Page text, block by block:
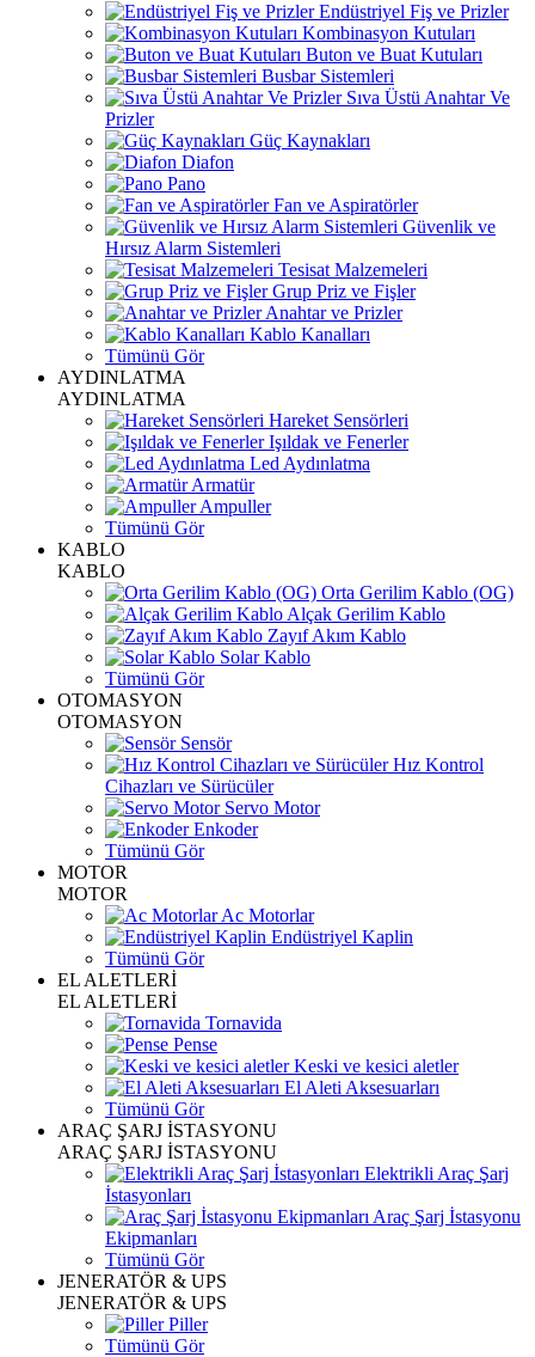
Endüstriyel Fiş ve Prizler
Kombinasyon Kutuları
Buton ve Buat Kutuları
Busbar Sistemleri
Sıva Üstü Anahtar Ve
Prizler
Güç Kaynakları
Diafon
Pano
Fan ve Aspiratörler
Güvenlik ve
Hırsız Alarm Sistemleri
Tesisat Malzemeleri
Grup Priz ve Fişler
Anahtar ve Prizler
Kablo Kanalları
Tümünü Gör
AYDINLATMA
AYDINLATMA
Hareket Sensörleri
Işıldak ve Fenerler
Led Aydınlatma
Armatür
Ampuller
Tümünü Gör
KABLO
KABLO
Orta Gerilim Kablo (OG)
Alçak Gerilim Kablo
Zayıf Akım Kablo
Solar Kablo
Tümünü Gör
OTOMASYON
OTOMASYON
Sensör
Hız Kontrol
Cihazları ve Sürücüler
Servo Motor
Enkoder
Tümünü Gör
MOTOR
MOTOR
Ac Motorlar
Endüstriyel Kaplin
Tümünü Gör
EL ALETLERİ
EL ALETLERİ
Tornavida
Pense
Keski ve kesici aletler
El Aleti Aksesuarları
Tümünü Gör
ARAÇ ŞARJ İSTASYONU
ARAÇ ŞARJ İSTASYONU
Elektrikli Araç Şarj
İstasyonları
Araç Şarj İstasyonu
Ekipmanları
Tümünü Gör
JENERATÖR & UPS
JENERATÖR & UPS
Piller
Tümünü Gör